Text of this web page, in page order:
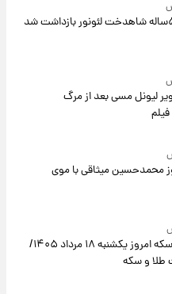
لیونل مسی بعد از مرگ
محمدحسین میثاقی با موی
قیمت طلا و سکه امروز یکشنبه ۱۸ مرداد ۱۴۰۵/
و سکه